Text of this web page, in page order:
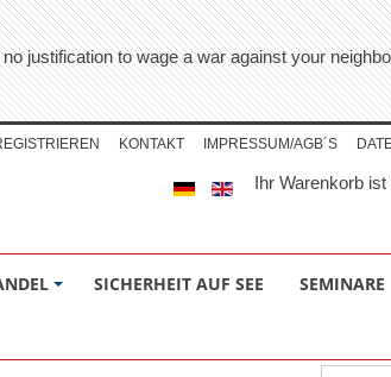
justification to wage a war against your
KONTAKT IMPRESSUM/AGB´S
Ihr Warenkorb ist
SICHERHEIT AUF SEE SEMINARE